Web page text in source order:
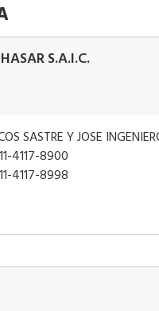
S.A.I.C.
SASTRE Y JOSE
4117-8900
4117-8998